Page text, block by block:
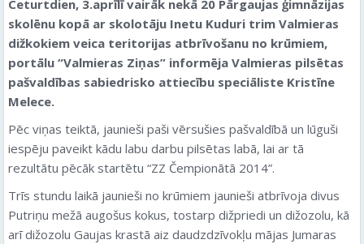
Ceturtdien, 3.aprīlī vairāk nekā 20 Pārgaujas ģimnāzijas
skolēnu kopā ar skolotāju Inetu Kuduri trim Valmieras
dižkokiem veica teritorijas atbrīvošanu no krūmiem,
portālu “Valmieras Ziņas” informēja Valmieras pilsētas
pašvaldības sabiedrisko attiecību speciāliste Kristīne
Melece.
Pēc viņas teiktā, jaunieši paši vērsušies pašvaldībā un lūguši
iespēju paveikt kādu labu darbu pilsētas labā, lai ar tā
rezultātu pēcāk startētu “ZZ Čempionātā 2014”.
Trīs stundu laikā jaunieši no krūmiem jaunieši atbrīvoja divus
Putriņu mežā augošus kokus, tostarp dižpriedi un dižozolu, kā
arī dižozolu Gaujas krastā aiz daudzdzīvokļu mājas Jumaras